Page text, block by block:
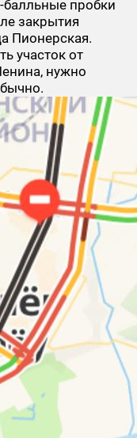
балльные пробки
закрытия
Пионерская.
участок от
нужно